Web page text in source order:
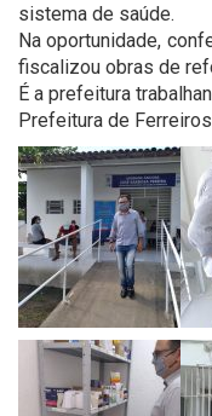
sistema de saúde.
Na oportunidade,
fiscalizou obras de
É a prefeitura
Prefeitura de